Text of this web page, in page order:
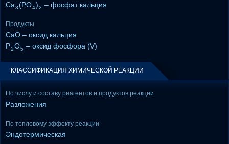
Ca3 (PO4)2 – фосфат кальция
Продукты
CaO – оксид кальция
P2O5 – оксид фосфора (V)
КЛАССИФИКАЦИЯ ХИМИЧЕСКОЙ РЕАКЦИИ
По числу и составу реагентов и продуктов реакции
Разложения
По тепловому эффекту реакции
Эндотермическая